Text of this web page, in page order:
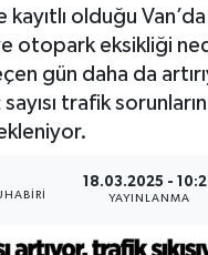
kayıtlı olduğu
otopark eksikliği
gün daha da
trafik
18.03.2025 -
YAYINLANMA